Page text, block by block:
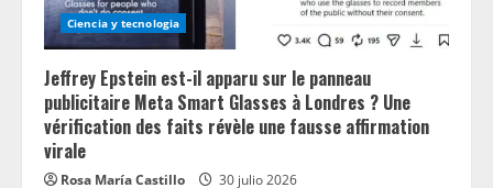
Ciencia y tecnologia
Jeffrey Epstein est-il apparu sur le panneau
publicitaire Meta Smart Glasses à Londres ? Une
vérification des faits révèle une fausse affirmation
virale
Rosa María Castillo 30 julio 2026